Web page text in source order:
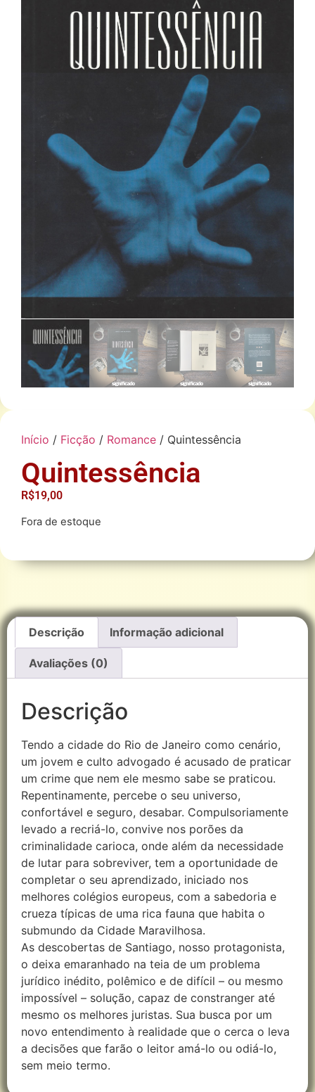
Início / Ficção / Romance / Quintessência
Quintessência
R$19,00
Fora de estoque
Descrição Informação adicional
Avaliações (0)
Descrição
Tendo a cidade do Rio de Janeiro como cenário,
um jovem e culto advogado é acusado de praticar
um crime que nem ele mesmo sabe se praticou.
Repentinamente, percebe o seu universo,
confortável e seguro, desabar. Compulsoriamente
levado a recriá-lo, convive nos porões da
criminalidade carioca, onde além da necessidade
de lutar para sobreviver, tem a oportunidade de
completar o seu aprendizado, iniciado nos
melhores colégios europeus, com a sabedoria e
crueza típicas de uma rica fauna que habita o
submundo da Cidade Maravilhosa.
As descobertas de Santiago, nosso protagonista,
o deixa emaranhado na teia de um problema
jurídico inédito, polêmico e de difícil – ou mesmo
impossível – solução, capaz de constranger até
mesmo os melhores juristas. Sua busca por um
novo entendimento à realidade que o cerca o leva
a decisões que farão o leitor amá-lo ou odiá-lo,
sem meio termo.